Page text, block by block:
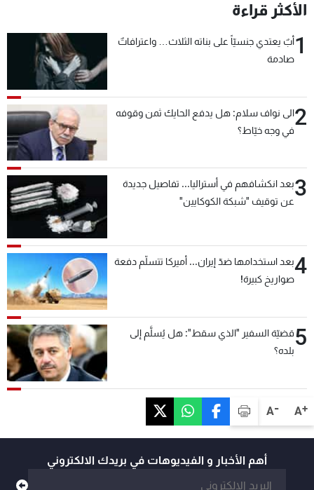
A+
A-
الأكثر قراءة
1أبٌ يعتدي جنسيّاً على بناته الثلاث… واعترافاتٌ
صادمة
2الى نواف سلام: هل يدفع الحايك ثمن وقوفه
في وجه خيّاط؟
3بعد انكشافهم في أستراليا... تفاصيل جديدة
عن توقيف "شبكة الكوكايين"
4بعد استخدامها ضدّ إيران... أميركا تتسلّم دفعة
صواريخ كبيرة!
5قضيّة السفير "الذي سقط": هل يُسلَّم إلى
بلده؟
أهم الأخبار و الفيديوهات في بريدك الالكتروني